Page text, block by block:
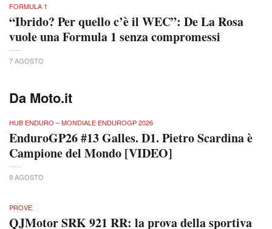
FORMULA 1
“Ibrido? Per quello c’è il WEC”: De La Rosa
vuole una Formula 1 senza compromessi
7 AGOSTO
Da Moto.it
HUB ENDURO – MONDIALE ENDUROGP 2026
EnduroGP26 #13 Galles. D1. Pietro Scardina è
Campione del Mondo [VIDEO]
9 AGOSTO
PROVE
QJMotor SRK 921 RR: la prova della sportiva